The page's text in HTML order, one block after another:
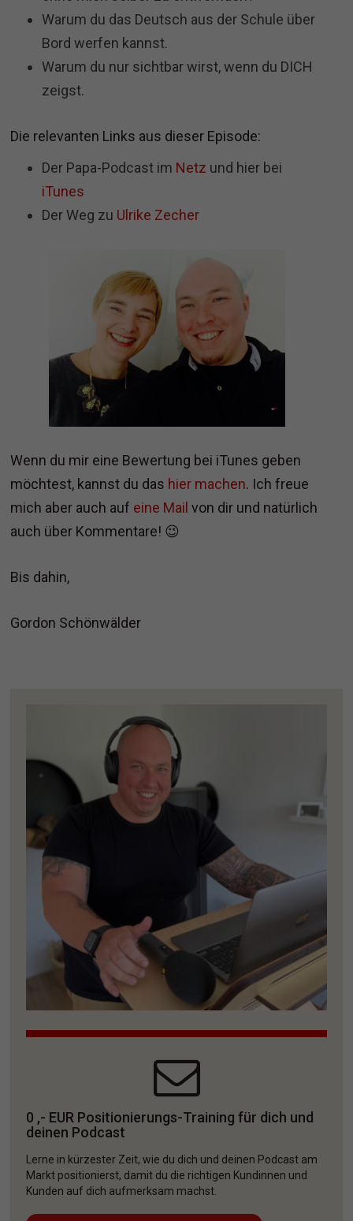
Warum du das Deutsch aus der Schule über
Bord werfen kannst.
Warum du nur sichtbar wirst, wenn du DICH
zeigst.
Die relevanten Links aus dieser Episode:
Der Papa-Podcast im Netz und hier bei
iTunes
Der Weg zu Ulrike Zecher
Wenn du mir eine Bewertung bei iTunes geben
möchtest, kannst du das hier machen. Ich freue
mich aber auch auf eine Mail von dir und natürlich
auch über Kommentare! 😉
Bis dahin,
Gordon Schönwälder
0 ,- EUR Positionierungs-Training für dich und
deinen Podcast
Lerne in kürzester Zeit, wie du dich und deinen Podcast am
Markt positionierst, damit du die richtigen Kundinnen und
Kunden auf dich aufmerksam machst.